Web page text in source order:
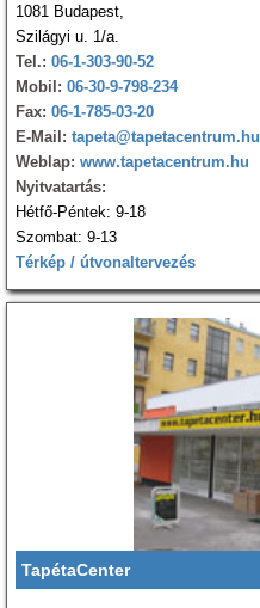
1081 Budapest,
Szilágyi u. 1/a.
Tel.: 06-1-303-90-52
Mobil: 06-30-9-798-234
Fax: 06-1-785-03-20
E-Mail: tapeta@tapetacentrum.hu
Weblap: www.tapetacentrum.hu
Nyitvatartás:
Hétfő-Péntek: 9-18
Szombat: 9-13
Térkép / útvonaltervezés
TapétaCenter